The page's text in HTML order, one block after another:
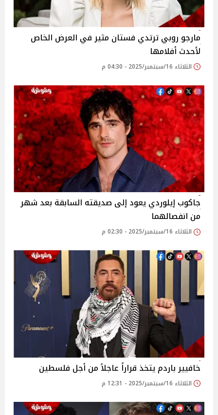
مارجو روبي ترتدي فستان مثير في العرض الخاص
لأحدث أفلامها
الثلاثاء 16/سبتمبر/2025 - 04:30 م
جاكوب إيلوردي يعود إلى صديقته السابقة بعد شهر
من انفصالهما
الثلاثاء 16/سبتمبر/2025 - 02:30 م
خافيير باردم يتخذ قراراً عاجلاً من أجل فلسطين
الثلاثاء 16/سبتمبر/2025 - 12:31 م